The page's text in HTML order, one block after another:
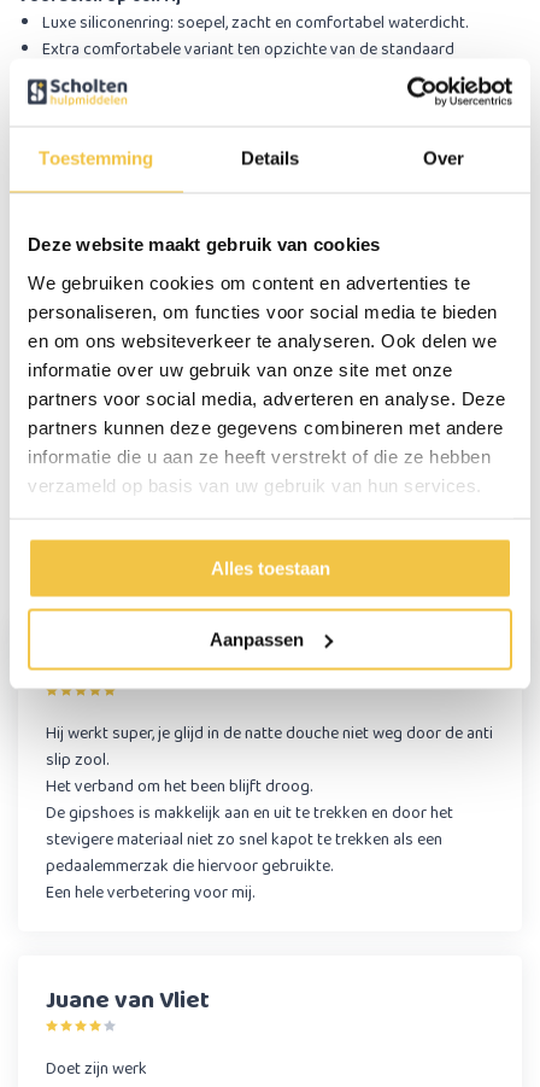
Toestemming Details Over
Deze website maakt gebruik van cookies
We gebruiken cookies om content en advertenties te
personaliseren, om functies voor social media te bieden
en om ons websiteverkeer te analyseren. Ook delen we
informatie over uw gebruik van onze site met onze
partners voor social media, adverteren en analyse. Deze
partners kunnen deze gegevens combineren met andere
informatie die u aan ze heeft verstrekt of die ze hebben
verzameld op basis van uw gebruik van hun services.
Alles toestaan
Aanpassen
Luxe siliconenring: soepel, zacht en comfortabel waterdicht.
Extra comfortabele variant ten opzichte van de standaard
kunststof ring.
Antislip voet voor meer veiligheid onder de douche.
Speciaal ontworpen om gips en verband droog te houden tijdens
Met deze luxere gipshoes kies je voor comfort, veiligheid en gemak,
zodat douchen met gips weer zorgeloos mogelijk is.
Specificaties
Persoonlijk advies
Start chat
(2)
Marlies
Hij werkt super, je glijd in de natte douche niet weg door de anti
slip zool.
Het verband om het been blijft droog.
De gipshoes is makkelijk aan en uit te trekken en door het
stevigere materiaal niet zo snel kapot te trekken als een
pedaalemmerzak die hiervoor gebruikte.
Een hele verbetering voor mij.
Juane van Vliet
Doet zijn werk